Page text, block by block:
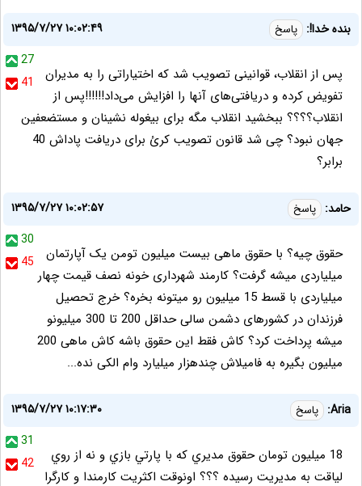
بنده خدا!: پاسخ
۱۳۹۵/۷/۲۷ ۱۰:۰۲:۴۹
27
41
پس از انقلاب، قوانینی تصویب شد که اختیاراتی را به مدیران
تفویض کرده و دریافتی‌های آنها را افزایش می‌داد!!!!!!پس از
انقلاب؟؟؟؟ ببخشید انقلاب مگه برای بیغوله نشینان و مستضعفین
جهان نبود؟ چی شد قانون تصویب کرئ برای دریافت پاداش 40
برابر؟
حامد: پاسخ
۱۳۹۵/۷/۲۷ ۱۰:۰۲:۵۷
30
45
حقوق چیه؟ با حقوق ماهی بیست میلیون تومن یک آپارتمان
میلیاردی میشه گرفت؟ کارمند شهرداری خونه نصف قیمت چهار
میلیاردی با قسط 15 میلیون رو میتونه بخره؟ خرج تحصیل
فرزندان در کشورهای دشمن سالی حداقل 200 تا 300 میلیونو
میشه پرداخت کرد؟ کاش فقط این حقوق باشه کاش ماهی 200
میلیون بگیره به فامیلاش چندهزار میلیارد وام الکی نده...
Aria: پاسخ
۱۳۹۵/۷/۲۷ ۱۰:۱۷:۳۰
31
42
18 ميليون تومان حقوق مديري كه با پارتي بازي و نه از روي
لياقت به مديريت رسيده ؟؟؟ اونوقت اكثريت كارمندا و كارگرا